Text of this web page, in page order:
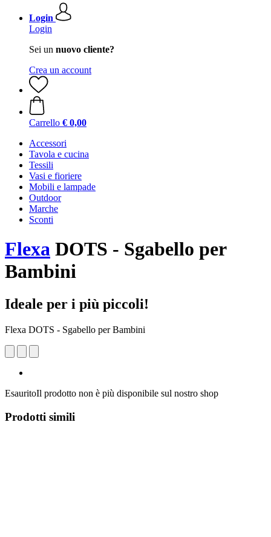
Login
Login
Sei un nuovo cliente?
Crea un account
Carrello € 0,00
Accessori
Tavola e cucina
Tessili
Vasi e fioriere
Mobili e lampade
Outdoor
Marche
Sconti
Flexa DOTS - Sgabello per
Bambini
Ideale per i più piccoli!
Flexa DOTS - Sgabello per Bambini
EsauritoIl prodotto non è più disponibile sul nostro shop
Prodotti simili